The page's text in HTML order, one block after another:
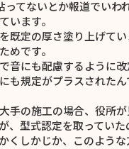
ってないとか報道でいわ
います。
既定の厚さ塗り上げて
めです。
音にも配慮するように
も規定がプラスされたん
手の施工の場合、役所
、型式認定を取っていた
くしかじか、このよう